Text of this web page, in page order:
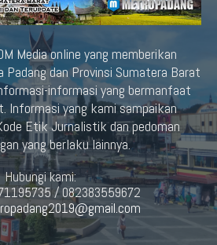
Media online yang memberikan
dan Provinsi Sumatera Barat
informasi yang bermanfaat
Informasi yang kami sampaikan
Etik Jurnalistik dan pedoman
yang berlaku lainnya.
Hubungi kami:
/ 082383559672